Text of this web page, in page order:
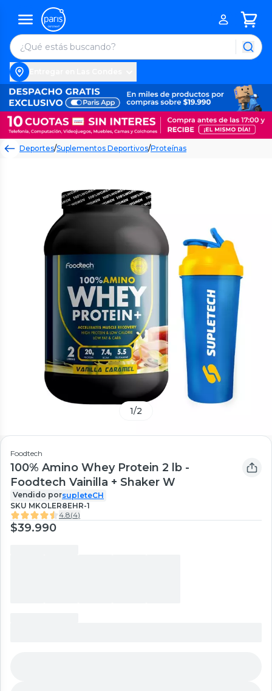
Deportes/Suplementos Deportivos/Proteínas
1/2
Foodtech
100% Amino Whey Protein 2 lb -
Foodtech Vainilla + Shaker W
Vendido porsupleteCH
SKU MKOLER8EHR-1
4.8(4)
$39.990